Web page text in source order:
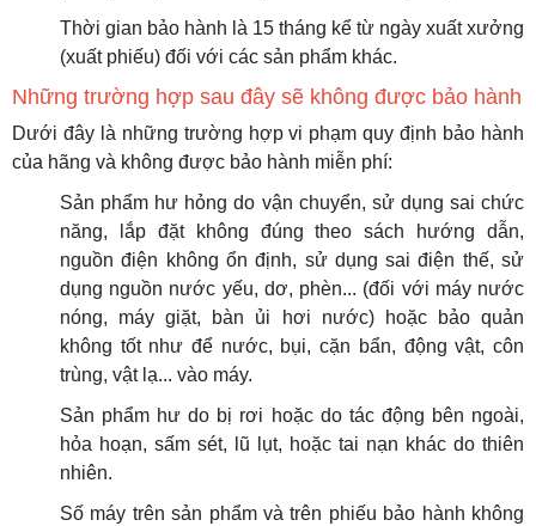
Thời gian bảo hành là 15 tháng kể từ ngày xuất xưởng
(xuất phiếu) đối với các sản phẩm khác.
Những trường hợp sau đây sẽ không được bảo hành
Dưới đây là những trường hợp vi phạm quy định bảo hành
của hãng và không được bảo hành miễn phí:
Sản phẩm hư hỏng do vận chuyển, sử dụng sai chức
năng, lắp đặt không đúng theo sách hướng dẫn,
nguồn điện không ổn định, sử dụng sai điện thế, sử
dụng nguồn nước yếu, dơ, phèn... (đối với máy nước
nóng, máy giặt, bàn ủi hơi nước) hoặc bảo quản
không tốt như để nước, bụi, cặn bẩn, động vật, côn
trùng, vật lạ... vào máy.
Sản phẩm hư do bị rơi hoặc do tác động bên ngoài,
hỏa hoạn, sấm sét, lũ lụt, hoặc tai nạn khác do thiên
nhiên.
Số máy trên sản phẩm và trên phiếu bảo hành không